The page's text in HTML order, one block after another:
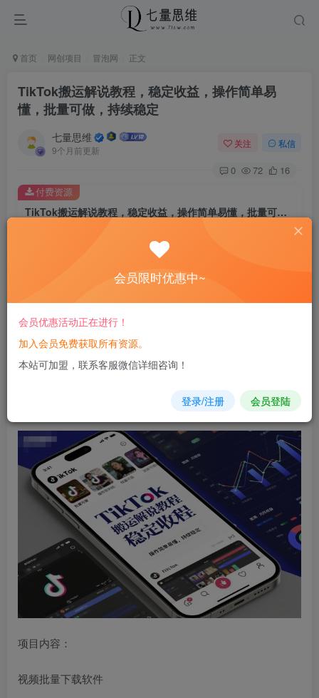
首页 网创项目 冒泡网 正文
TikTok搬运解说教程，稳定收益，操作简单易
懂，批量可做，持续稳定
七量思维
9个月前更新
关注 私信
0 72 16
TikTok搬运解说教程，稳定收益，操作简单易懂，批量可做，持续稳定
8.8
免费
您当前未登录！建议登陆后购买，可保存购买订单
付费资源
项目内容：
视频批量下载软件
会员限时优惠中~
会员优惠活动正在进行！
加入会员免费获取所有资源。
本站可加盟，联系客服微信详细咨询！
登录/注册 会员登陆